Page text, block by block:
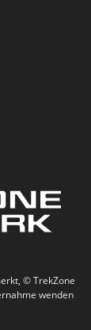
© TrekZone
wenden